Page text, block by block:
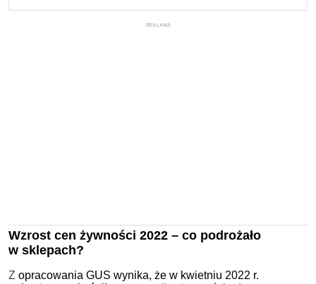
REKLAMA
Wzrost cen żywności 2022 – co podrożało
w sklepach?
Z opracowania GUS wynika, że w kwietniu 2022 r.